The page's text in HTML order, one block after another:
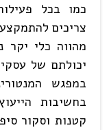
כמו בכל
צריכים
מהווה כלי
יכולתם של
במפגש
בחשיבות
קטנות וסקור